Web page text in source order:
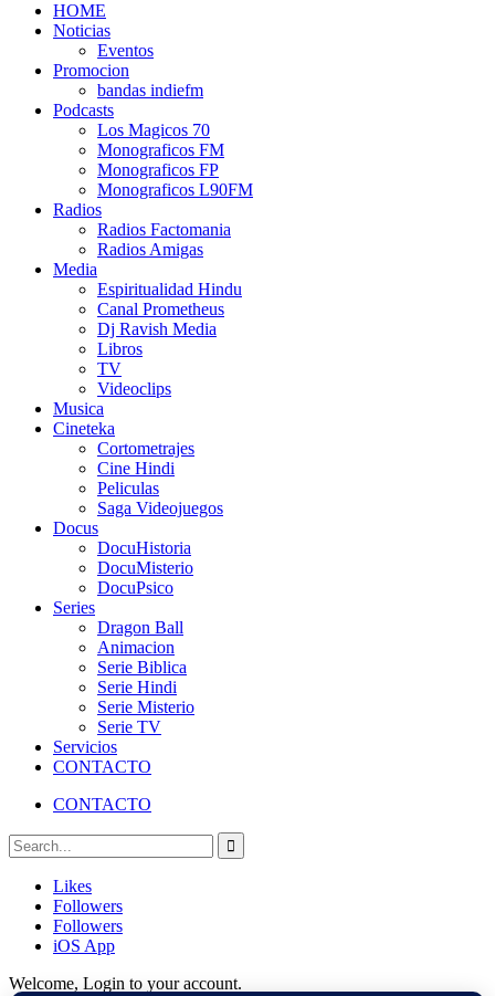
HOME
Noticias
Eventos
Promocion
bandas indiefm
Podcasts
Los Magicos 70
Monograficos FM
Monograficos FP
Monograficos L90FM
Radios
Radios Factomania
Radios Amigas
Media
Espiritualidad Hindu
Canal Prometheus
Dj Ravish Media
Libros
TV
Videoclips
Musica
Cineteka
Cortometrajes
Cine Hindi
Peliculas
Saga Videojuegos
Docus
DocuHistoria
DocuMisterio
DocuPsico
Series
Dragon Ball
Animacion
Serie Biblica
Serie Hindi
Serie Misterio
Serie TV
Servicios
CONTACTO
CONTACTO
Likes
Followers
Followers
iOS App
Welcome, Login to your account.